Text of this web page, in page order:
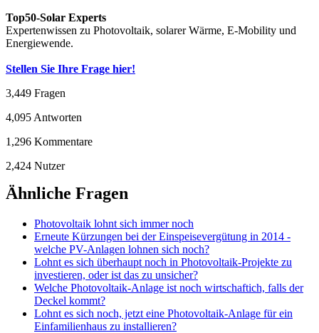
Top50-Solar Experts
Expertenwissen zu Photovoltaik, solarer Wärme, E-Mobility und
Energiewende.
Stellen Sie Ihre Frage hier!
3,449 Fragen
4,095 Antworten
1,296 Kommentare
2,424 Nutzer
Ähnliche Fragen
Photovoltaik lohnt sich immer noch
Erneute Kürzungen bei der Einspeisevergütung in 2014 -
welche PV-Anlagen lohnen sich noch?
Lohnt es sich überhaupt noch in Photovoltaik-Projekte zu
investieren, oder ist das zu unsicher?
Welche Photovoltaik-Anlage ist noch wirtschaftich, falls der
Deckel kommt?
Lohnt es sich noch, jetzt eine Photovoltaik-Anlage für ein
Einfamilienhaus zu installieren?